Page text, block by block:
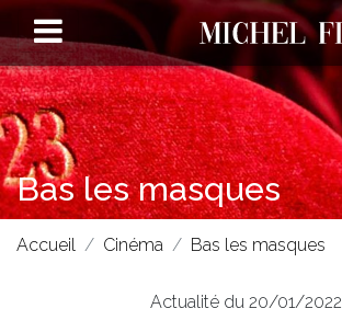
Bas les masques
Accueil Cinéma Bas les masques
Actualité du 20/01/2022